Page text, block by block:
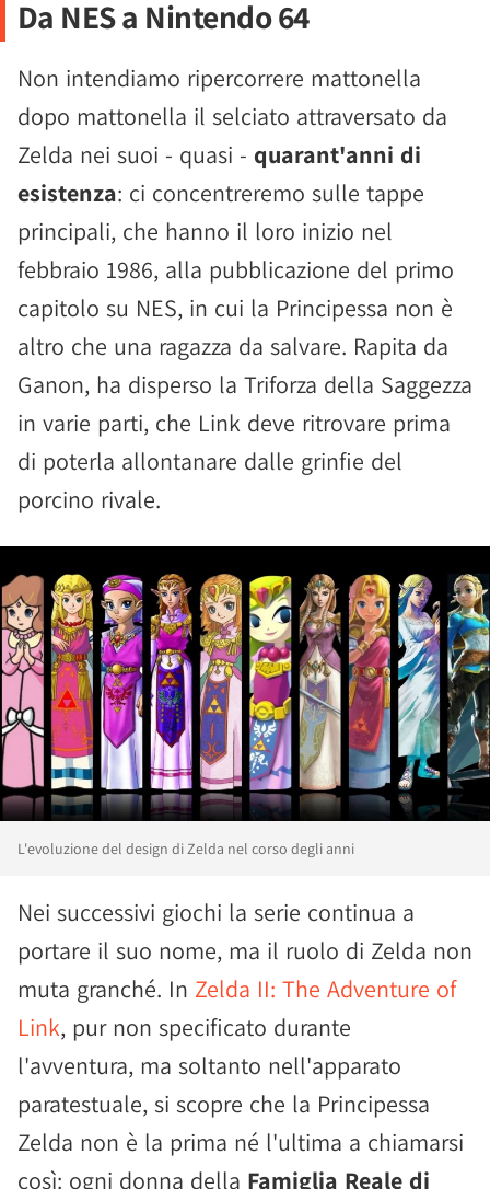
Da NES a Nintendo 64
Non intendiamo ripercorrere mattonella
dopo mattonella il selciato attraversato da
Zelda nei suoi - quasi - quarant'anni di
esistenza: ci concentreremo sulle tappe
principali, che hanno il loro inizio nel
febbraio 1986, alla pubblicazione del primo
capitolo su NES, in cui la Principessa non è
altro che una ragazza da salvare. Rapita da
Ganon, ha disperso la Triforza della Saggezza
in varie parti, che Link deve ritrovare prima
di poterla allontanare dalle grinfie del
porcino rivale.
L'evoluzione del design di Zelda nel corso degli anni
Nei successivi giochi la serie continua a
portare il suo nome, ma il ruolo di Zelda non
muta granché. In Zelda II: The Adventure of
Link, pur non specificato durante
l'avventura, ma soltanto nell'apparato
paratestuale, si scopre che la Principessa
Zelda non è la prima né l'ultima a chiamarsi
così: ogni donna della Famiglia Reale di